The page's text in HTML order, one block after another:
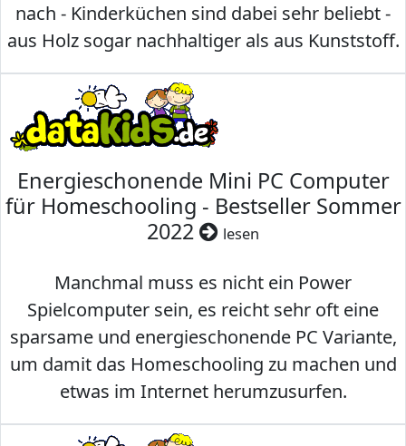
nach - Kinderküchen sind dabei sehr beliebt -
aus Holz sogar nachhaltiger als aus Kunststoff.
Energieschonende Mini PC Computer
für Homeschooling - Bestseller Sommer
2022
lesen
Manchmal muss es nicht ein Power
Spielcomputer sein, es reicht sehr oft eine
sparsame und energieschonende PC Variante,
um damit das Homeschooling zu machen und
etwas im Internet herumzusurfen.